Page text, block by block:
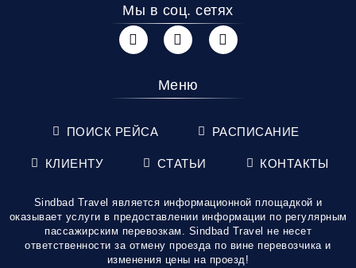
Мы в соц. сетях
Меню
ПОИСК РЕЙСА РАСПИСАНИЕ
КЛИЕНТУ СТАТЬИ КОНТАКТЫ
Sindbad Travel является информационной площадкой и
оказывает услуги в предоставлении информации по регулярным
пассажирским перевозкам. Sindbad Travel не несет
ответственности за отмену проезда по вине перевозчика и
изменения цены на проезд!